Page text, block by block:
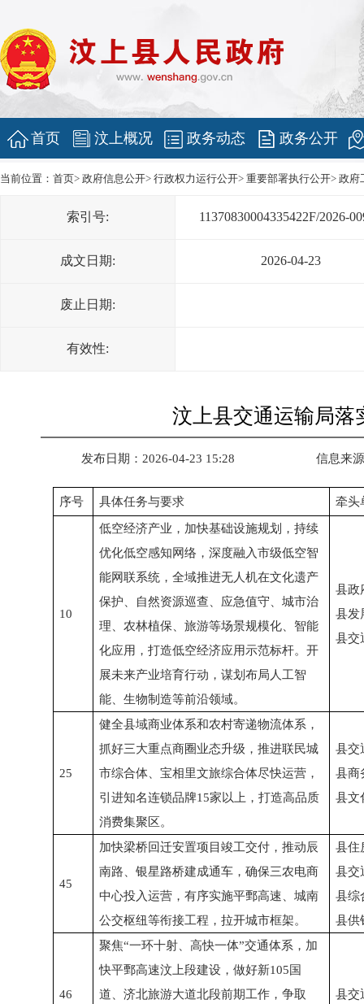
首页 汶上概况 政务动态 政务公开
当前位置： 首页> 政府信息公开> 行政权力运行公开> 重要部署执行公开> 政府
索引号: 11370830004335422F/2026-
成文日期: 2026-04-23
废止日期:
有效性:
汶上县交通运输局落
发布日期：2026-04-23 15:28 信息来
序号 具体任务与要求 牵头
10
低空经济产业，加快基础设施规划，持续
优化低空感知网络，深度融入市级低空智
能网联系统，全域推进无人机在文化遗产
保护、自然资源巡查、应急值守、城市治
理、农林植保、旅游等场景规模化、智能
化应用，打造低空经济应用示范标杆。开
展未来产业培育行动，谋划布局人工智
能、生物制造等前沿领域。
县政
县发
县交
25
健全县域商业体系和农村寄递物流体系，
抓好三大重点商圈业态升级，推进联民城
市综合体、宝相里文旅综合体尽快运营，
引进知名连锁品牌15家以上，打造高品质
消费集聚区。
县交
县商
县文
45
加快梁桥回迁安置项目竣工交付，推动辰
南路、银星路桥建成通车，确保三农电商
中心投入运营，有序实施平鄄高速、城南
公交枢纽等衔接工程，拉开城市框架。
县住
县交
县综
县供
46
聚焦“一环十射、高快一体”交通体系，加
快平鄄高速汶上段建设，做好新105国
道、济北旅游大道北段前期工作，争取
县交